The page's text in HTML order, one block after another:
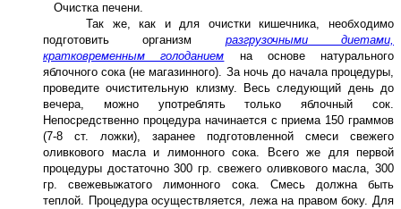
Очистка печени.
Так же, как и для очистки кишечника, необходимо
подготовить организм разгрузочными диетами,
кратковременным голоданием на основе натурального
яблочного сока (не магазинного). За ночь до начала процедуры,
проведите очистительную клизму. Весь следующий день до
вечера, можно употреблять только яблочный сок.
Непосредственно процедура начинается с приема 150 граммов
(7-8 ст. ложки), заранее подготовленной смеси свежего
оливкового масла и лимонного сока. Всего же для первой
процедуры достаточно 300 гр. свежего оливкового масла, 300
гр. свежевыжатого лимонного сока. Смесь должна быть
теплой. Процедура осуществляется, лежа на правом боку. Для